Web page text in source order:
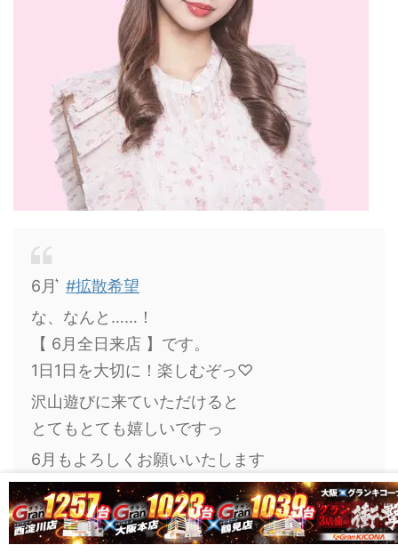
6月 ͛ #拡散希望
な、なんと……！
【 6月全日来店 】です。
1日1日を大切に！楽しむぞっ♡
沢山遊びに来ていただけると
とてもとても嬉しいですっ
6月もよろしくお願いいたします
パチスロの党取材️‍️は、@pachislot_toshを
PRpic.twitter.com/z4YQYVKYLN